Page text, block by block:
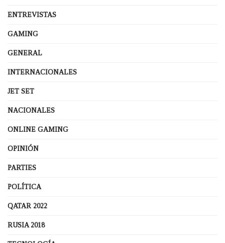
ENTREVISTAS
GAMING
GENERAL
INTERNACIONALES
JET SET
NACIONALES
ONLINE GAMING
OPINIÓN
PARTIES
POLÍTICA
QATAR 2022
RUSIA 2018